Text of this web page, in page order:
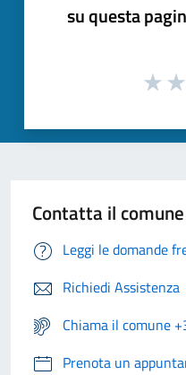
su questa
Contatta il comune
Leggi le domande
Richiedi Assistenza
Chiama il comune
Prenota un